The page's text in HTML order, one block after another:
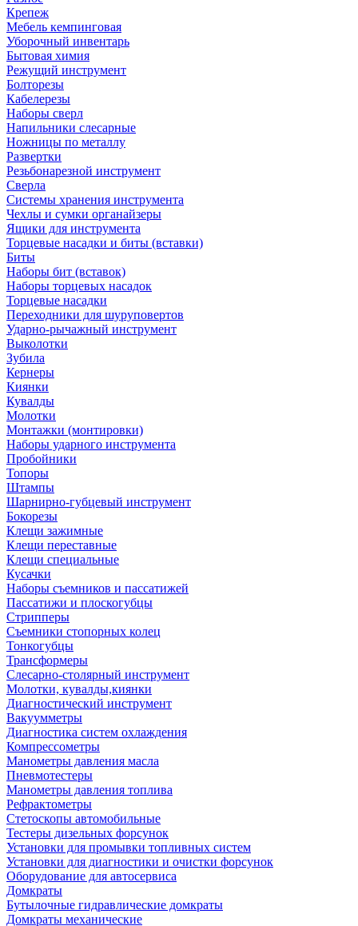
Крепеж
Мебель кемпинговая
Уборочный инвентарь
Бытовая химия
Режущий инструмент
Болторезы
Кабелерезы
Наборы сверл
Напильники слесарные
Ножницы по металлу
Развертки
Резьбонарезной инструмент
Сверла
Системы хранения инструмента
Чехлы и сумки органайзеры
Ящики для инструмента
Торцевые насадки и биты (вставки)
Биты
Наборы бит (вставок)
Наборы торцевых насадок
Торцевые насадки
Переходники для шуруповертов
Ударно-рычажный инструмент
Выколотки
Зубила
Кернеры
Киянки
Кувалды
Молотки
Монтажки (монтировки)
Наборы ударного инструмента
Пробойники
Топоры
Штампы
Шарнирно-губцевый инструмент
Бокорезы
Клещи зажимные
Клещи переставные
Клещи специальные
Кусачки
Наборы съемников и пассатижей
Пассатижи и плоскогубцы
Стрипперы
Съемники стопорных колец
Тонкогубцы
Трансформеры
Слесарно-столярный инструмент
Молотки, кувалды,киянки
Диагностический инструмент
Вакуумметры
Диагностика систем охлаждения
Компрессометры
Манометры давления масла
Пневмотестеры
Манометры давления топлива
Рефрактометры
Стетоскопы автомобильные
Тестеры дизельных форсунок
Установки для промывки топливных систем
Установки для диагностики и очистки форсунок
Оборудование для автосервиса
Домкраты
Бутылочные гидравлические домкраты
Домкраты механические